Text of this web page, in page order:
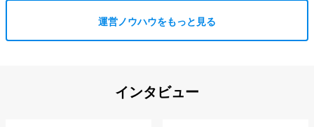
運営ノウハウをもっと見る
インタビュー